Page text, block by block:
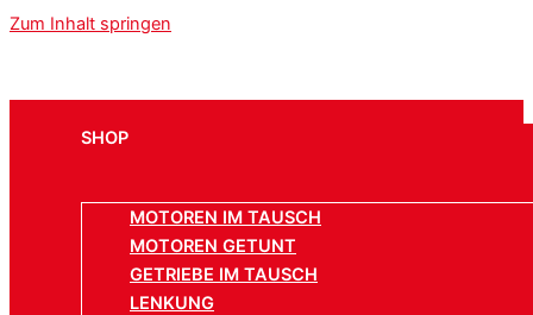
Zum Inhalt springen
SHOP
MOTOREN IM TAUSCH
MOTOREN GETUNT
GETRIEBE IM TAUSCH
LENKUNG